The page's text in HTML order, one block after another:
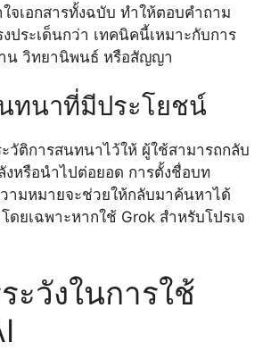
จเอกสารทั้งฉบับ ทำให้ตอบคำถาม
ประเด็นกว่า เทคนิคนี้เหมาะกับการ
าน วิทยานิพนธ์ หรือสัญญา
ทนาที่มีประโยชน์
วัติการสนทนาไว้ให้ ผู้ใช้สามารถกลับ
งหรือนำไปต่อยอด การตั้งชื่อบท
ามหมายจะช่วยให้กลับมาค้นหาได้
ดยเฉพาะหากใช้ Grok สำหรับโปรเจ
ะวังในการใช้